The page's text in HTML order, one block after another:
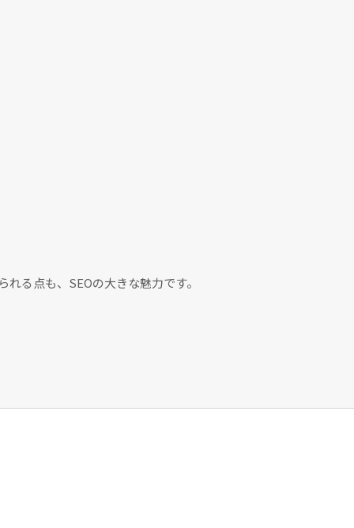
る点も、SEOの大きな魅力です。